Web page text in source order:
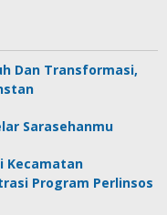
Dan Transformasi,
Sarasehanmu
Kecamatan
Program Perlinsos